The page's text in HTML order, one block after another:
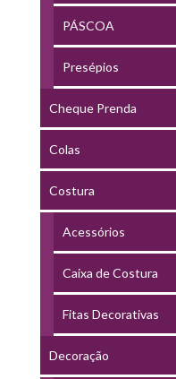
PÁSCOA
Presépios
Cheque Prenda
Colas
Costura
Acessórios
Caixa de Costura
Fitas Decorativas
Decoração